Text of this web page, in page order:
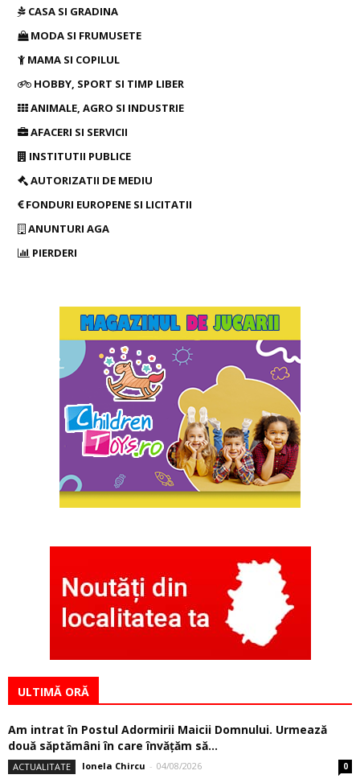
CASA SI GRADINA
MODA SI FRUMUSETE
MAMA SI COPILUL
HOBBY, SPORT SI TIMP LIBER
ANIMALE, AGRO SI INDUSTRIE
AFACERI SI SERVICII
INSTITUTII PUBLICE
AUTORIZATII DE MEDIU
FONDURI EUROPENE SI LICITATII
ANUNTURI AGA
PIERDERI
ULTIMĂ ORĂ
Am intrat în Postul Adormirii Maicii Domnului. Urmează
două săptămâni în care învăţăm să...
ACTUALITATE Ionela Chircu - 04/08/2026 0